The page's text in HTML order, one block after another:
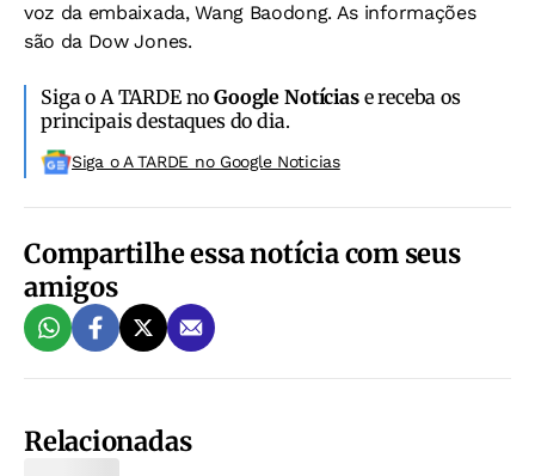
voz da embaixada, Wang Baodong. As informações
são da Dow Jones.
Siga o A TARDE noGoogle Notíciase receba os
principais destaques do dia.
Siga o A TARDE no Google Noticias
Compartilhe essa notícia com seus
amigos
Relacionadas